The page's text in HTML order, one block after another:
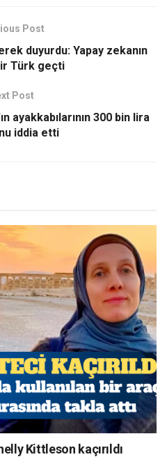
Post
duyurdu: Yapay zekanın
Türk geçti
Post
ayakkabılarının 300 bin lira
iddia etti
Kittleson kaçırıldı